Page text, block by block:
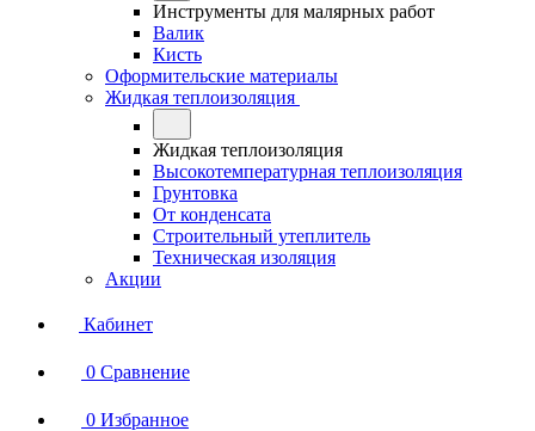
Инструменты для малярных работ
Валик
Кисть
Оформительские материалы
Жидкая теплоизоляция
Жидкая теплоизоляция
Высокотемпературная теплоизоляция
Грунтовка
От конденсата
Строительный утеплитель
Техническая изоляция
Акции
Кабинет
0 Сравнение
0 Избранное